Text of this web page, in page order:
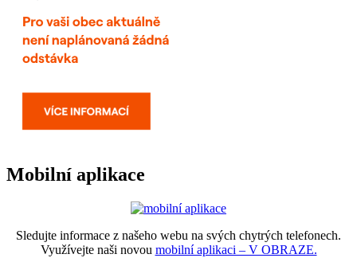
Mobilní aplikace
Sledujte informace z našeho webu na svých chytrých telefonech.
Využívejte naši novou mobilní aplikaci – V OBRAZE.